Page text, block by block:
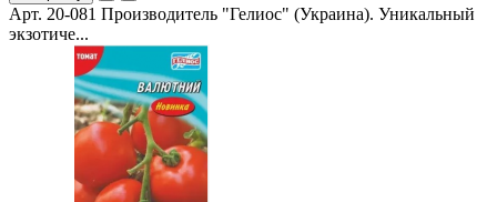
Арт. 20-081 Производитель "Гелиос" (Украина). Уникальный
экзотиче...